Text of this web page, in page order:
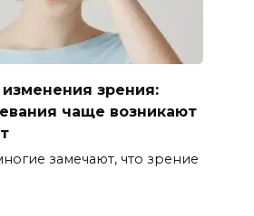
зрения:
чаще возникают
замечают, что зрение